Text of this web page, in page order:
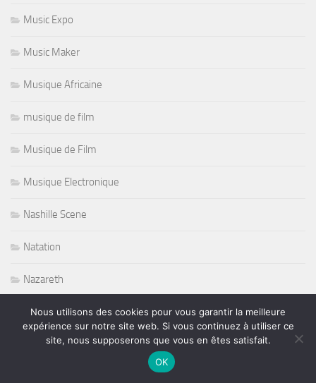
Music Expo
Music Maker
Musique Africaine
musique de film
Musique de Film
Musique Electronique
Nashille Scene
Natation
Nazareth
Night Club
Non classé
Nous utilisons des cookies pour vous garantir la meilleure
expérience sur notre site web. Si vous continuez à utiliser ce
site, nous supposerons que vous en êtes satisfait.
OK